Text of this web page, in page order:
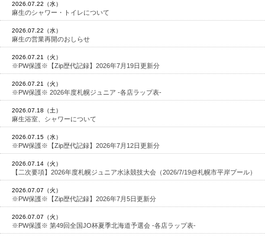
2026.07.22（水）
麻生のシャワー・トイレについて
2026.07.22（水）
麻生の営業再開のおしらせ
2026.07.21（火）
※PW保護※【Zip歴代記録】2026年7月19日更新分
2026.07.21（火）
※PW保護※ 2026年度札幌ジュニア -各店ラップ表-
2026.07.18（土）
麻生浴室、シャワーについて
2026.07.15（水）
※PW保護※【Zip歴代記録】2026年7月12日更新分
2026.07.14（火）
【二次要項】2026年度札幌ジュニア水泳競技大会（2026/7/19@札幌市平岸プール）
2026.07.07（火）
※PW保護※【Zip歴代記録】2026年7月5日更新分
2026.07.07（火）
※PW保護※ 第49回全国JO杯夏季北海道予選会 -各店ラップ表-